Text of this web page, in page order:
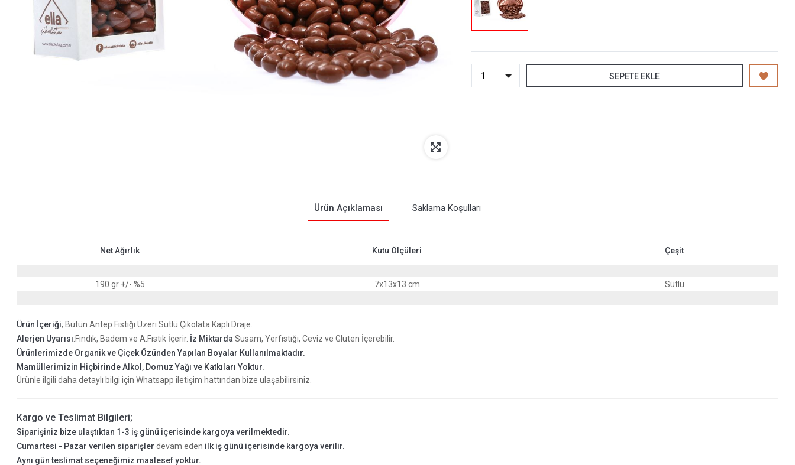
SEPETE EKLE
Ürün Açıklaması Saklama Koşulları
Net Ağırlık Kutu Ölçüleri Çeşit
190 gr +/- %5 7x13x13 cm Sütlü
Ürün İçeriği; Bütün Antep Fıstığı Üzeri Sütlü Çikolata Kaplı Draje.
Alerjen Uyarısı:Fındık, Badem ve A.Fıstık İçerir. İz MiktardaSusam, Yerfıstığı, Ceviz ve Gluten İçerebilir.
Ürünlerimizde Organik ve Çiçek Özünden Yapılan Boyalar Kullanılmaktadır.
Mamüllerimizin Hiçbirinde Alkol, Domuz Yağı ve Katkıları Yoktur.
Ürünle ilgili daha detaylı bilgi için Whatsapp iletişim hattından bize ulaşabilirsiniz.
Kargo ve Teslimat Bilgileri;
Siparişiniz bize ulaştıktan 1-3 iş günü içerisinde kargoya verilmektedir.
Cumartesi - Pazar verilen siparişler devam eden ilk iş günü içerisinde kargoya verilir.
Aynı gün teslimat seçeneğimiz maalesef yoktur.